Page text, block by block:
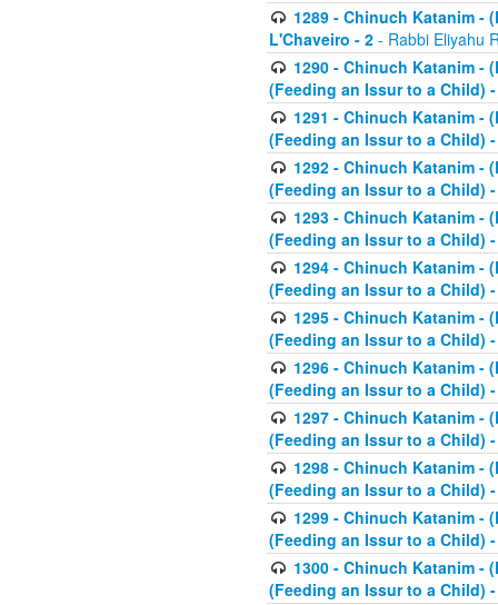
1289 - Chinuch Katanim -
L'Chaveiro - 2 - Rabbi Eliyahu
1290 - Chinuch Katanim -
(Feeding an Issur to a Child)
1291 - Chinuch Katanim -
(Feeding an Issur to a Child)
1292 - Chinuch Katanim -
(Feeding an Issur to a Child)
1293 - Chinuch Katanim -
(Feeding an Issur to a Child)
1294 - Chinuch Katanim -
(Feeding an Issur to a Child)
1295 - Chinuch Katanim -
(Feeding an Issur to a Child)
1296 - Chinuch Katanim -
(Feeding an Issur to a Child)
1297 - Chinuch Katanim -
(Feeding an Issur to a Child)
1298 - Chinuch Katanim -
(Feeding an Issur to a Child)
1299 - Chinuch Katanim -
(Feeding an Issur to a Child)
1300 - Chinuch Katanim -
(Feeding an Issur to a Child)